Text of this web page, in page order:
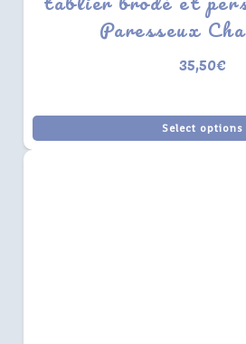
Paresseux
35,50€
Select options